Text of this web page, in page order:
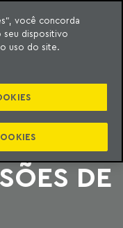
JURO
DE
você concorda
seu dispositivo
uso do site.